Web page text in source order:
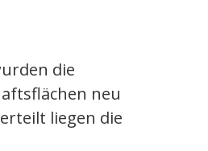
die
neu
liegen die